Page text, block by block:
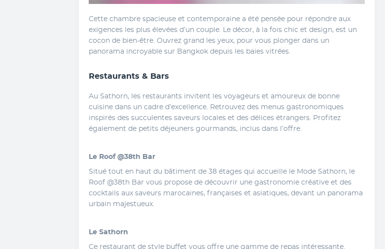
Cette chambre spacieuse et contemporaine a été pensée pour répondre aux
exigences les plus élevées d’un couple. Le décor, à la fois chic et design, est un
cocon de bien-être. Ouvrez grand les yeux, pour vous plonger dans un
panorama incroyable sur Bangkok depuis les baies vitrées.
Restaurants & Bars
Au Sathorn, les restaurants invitent les voyageurs et amoureux de bonne
cuisine dans un cadre d’excellence. Retrouvez des menus gastronomiques
inspirés des succulentes saveurs locales et des délices étrangers. Profitez
également de petits déjeuners gourmands, inclus dans l’offre.
Le Roof @38th Bar
Situé tout en haut du bâtiment de 38 étages qui accueille le Mode Sathorn, le
Roof @38th Bar vous propose de découvrir une gastronomie créative et des
cocktails aux saveurs marocaines, françaises et asiatiques, devant un panorama
urbain majestueux.
Le Sathorn
Ce restaurant de style buffet vous offre une gamme de repas intéressante.